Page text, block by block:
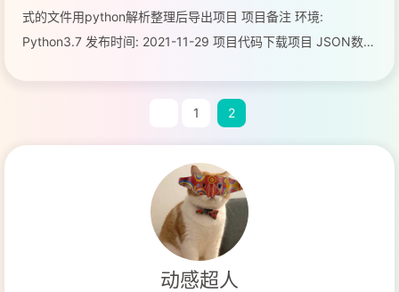
式的文件用python解析整理后导出项目 项目备注 环境:
Python3.7 发布时间: 2021-11-29 项目代码下载项目 JSON数据
1 2
动感超人